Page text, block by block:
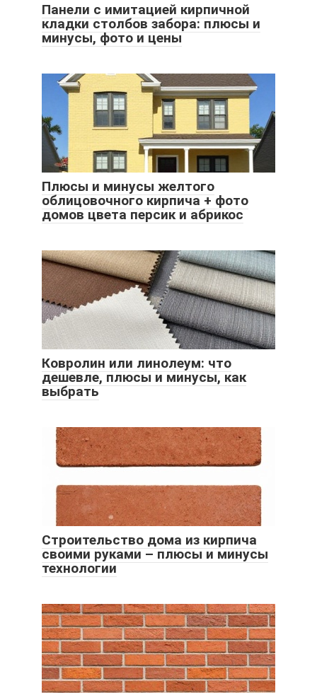
Панели с имитацией кирпичной
кладки столбов забора: плюсы и
минусы, фото и цены
Плюсы и минусы желтого
облицовочного кирпича + фото
домов цвета персик и абрикос
Ковролин или линолеум: что
дешевле, плюсы и минусы, как
выбрать
Строительство дома из кирпича
своими руками – плюсы и минусы
технологии